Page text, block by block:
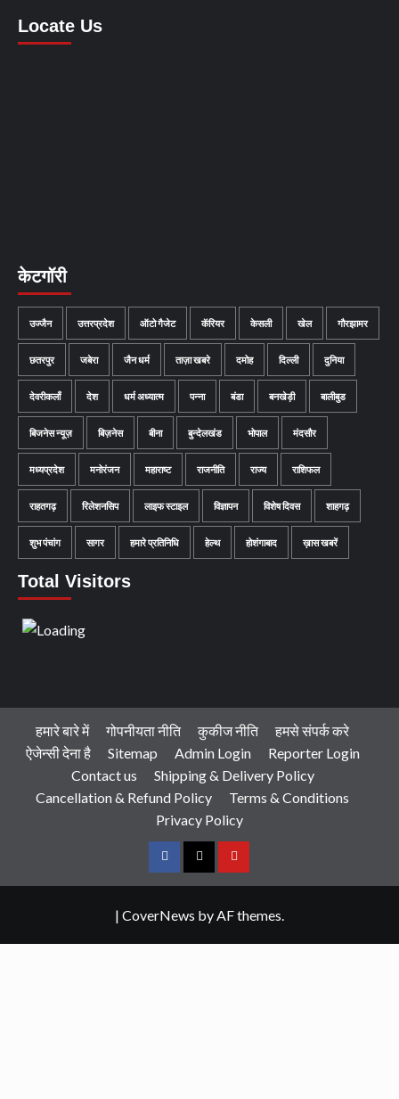
Locate Us
केटगॉरी
उज्जैन उत्तरप्रदेश ऑटो गैजेट कॅरियर केसली खेल गौरझामर
छतरपुर जबेरा जैन धर्म ताज़ा खबरे दमोह दिल्ली दुनिया
देवरीकलाँ देश धर्म अध्यात्म पन्ना बंडा बनखेड़ी बालीबुड
बिजनेस न्यूज़ बिज़नेस बीना बुन्देलखंड भोपाल मंदसौर
मध्यप्रदेश मनोरंजन महाराष्ट राजनीति राज्य राशिफल
राहतगढ़ रिलेशनसिप लाइफ स्टाइल विज्ञापन विशेष दिवस शाहगढ़
शुभ पंचांग सागर हमारे प्रतिनिधि हेल्थ होशंगाबाद ख़ास खबरें
Total Visitors
हमारे बारे में गोपनीयता नीति कुकीज नीति
हमसे संपर्क करे
ऐजेन्सी देना है
Sitemap Admin Login
Reporter Login
Contact us
Shipping & Delivery Policy
Cancellation & Refund Policy
Terms & Conditions
Privacy Policy
FacebookTwitterYoutube
| CoverNews by AF themes.